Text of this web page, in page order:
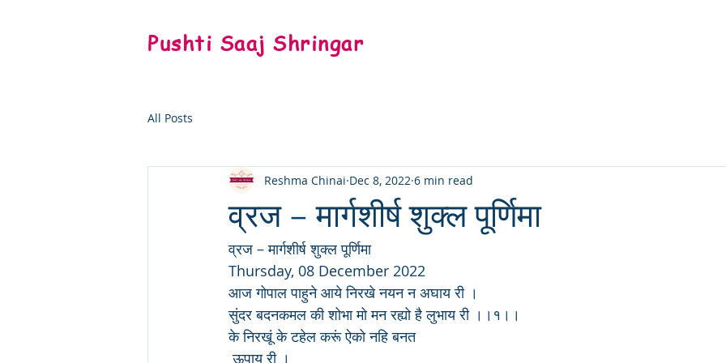
Pushti Saaj Shringar
All Posts
व्रज – मार्गशीर्ष शुक्ल पूर्णिमा
Reshma Chinai Dec 8, 2022 6 min read
व्रज – मार्गशीर्ष शुक्ल पूर्णिमा
Thursday, 08 December 2022
आज गोपाल पाहुने आये निरखे नयन न अघाय री ।
सुंदर बदनकमल की शोभा मो मन रह्यो है लुभाय री ।।१।।
के निरखूं के टहेल करूं ऐको नहि बनत
ऊपाय री ।